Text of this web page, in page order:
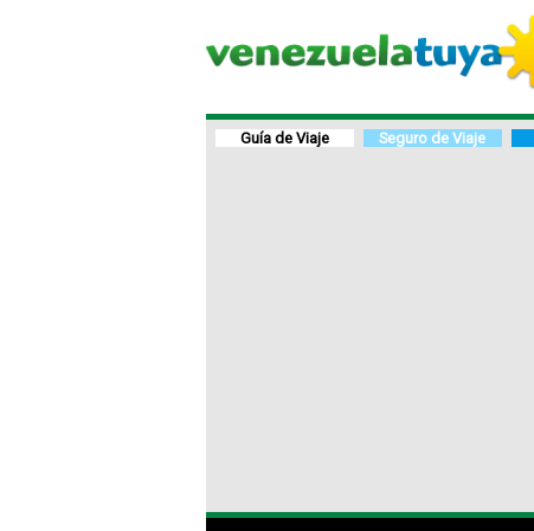
Guía de Viaje Seguro de Viaje